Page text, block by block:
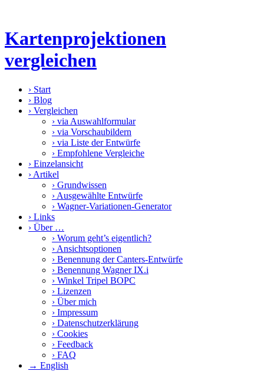
Kartenprojektionen
vergleichen
› Start
› Blog
› Vergleichen
› via Auswahlformular
› via Vorschaubildern
› via Liste der Entwürfe
› Empfohlene Vergleiche
› Einzelansicht
› Artikel
› Grundwissen
› Ausgewählte Entwürfe
› Wagner-Variationen-Generator
› Links
› Über …
› Worum geht’s eigentlich?
› Ansichtsoptionen
› Benennung der Canters-Entwürfe
› Benennung Wagner IX.i
› Winkel Tripel BOPC
› Lizenzen
› Über mich
› Impressum
› Datenschutzerklärung
› Cookies
› Feedback
› FAQ
→ English